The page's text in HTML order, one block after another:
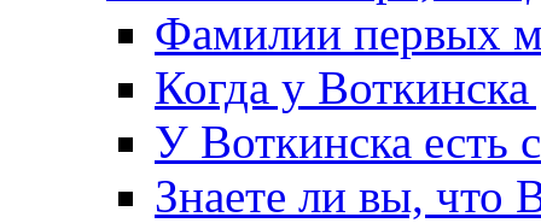
Фамилии первых
Когда у
У Воткинска есть
Знаете ли вы, что